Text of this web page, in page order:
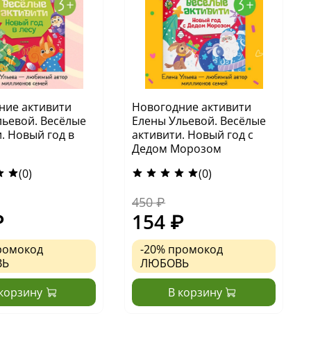
активити
Весёлые
Новый год в
(0)
Новогодние активити
Елены Ульевой. Весёлые
активити. Новый год с
Дедом Морозом
(0)
450 ₽
154 ₽
-20% промокод
ЛЮБОВЬ
В корзину